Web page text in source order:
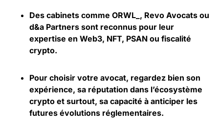
Des cabinets comme ORWL_, Revo Avocats ou
d&a Partners sont reconnus pour leur
expertise en Web3, NFT, PSAN ou fiscalité
crypto.
Pour choisir votre avocat, regardez bien son
expérience, sa réputation dans l’écosystème
crypto et surtout, sa capacité à anticiper les
futures évolutions réglementaires.